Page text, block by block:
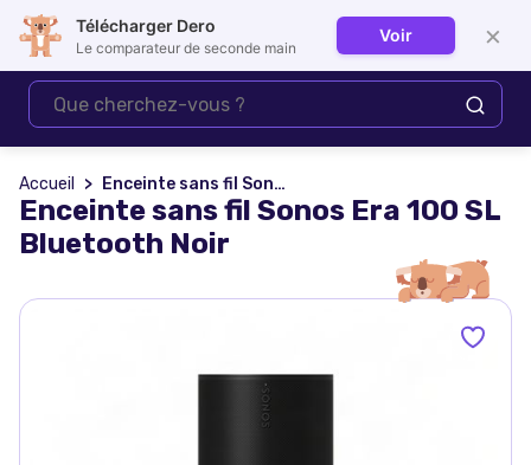
Se connecter
Accueil Enceinte sans fil Sonos Era 100 SL Bluetooth Noir
Enceinte sans fil Sonos Era 100 SL
Bluetooth Noir
Télécharger Dero
Le comparateur de seconde main
Voir ×